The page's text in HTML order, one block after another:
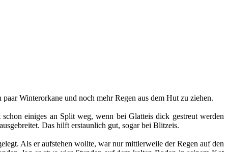
Winterorkane und noch mehr Regen aus dem Hut zu ziehen.
einiges an Split weg, wenn bei Glatteis dick gestreut werden
Das hilft erstaunlich gut, sogar bei Blitzeis.
Als er aufstehen wollte, war nur mittlerweile der Regen auf den